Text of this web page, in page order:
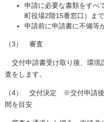
申請に必要な書類をすべ
町役場2階15番窓口）ま
申請前に申請書に不備等
（3） 審査
交付申請書受け取り後、環境
査をします。
（4） 交付決定 ※交付申請後
間を目安